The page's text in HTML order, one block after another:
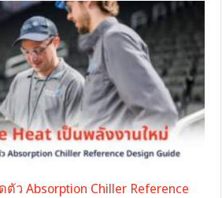
ตัว Absorption Chiller Reference